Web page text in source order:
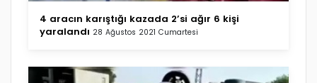
4 aracın karıştığı kazada 2’si ağır 6 kişi
yaralandı 28 Ağustos 2021 Cumartesi